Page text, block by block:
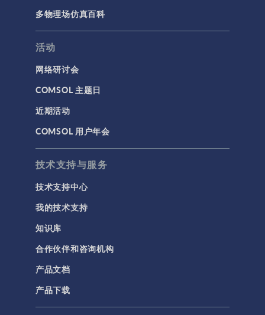
多物理场仿真百科
活动
网络研讨会
COMSOL 主题日
近期活动
COMSOL 用户年会
技术支持与服务
技术支持中心
我的技术支持
知识库
合作伙伴和咨询机构
产品文档
产品下载